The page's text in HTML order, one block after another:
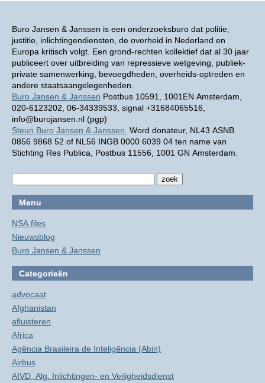
Buro Jansen & Janssen is een onderzoeksburo dat politie,
justitie, inlichtingendiensten, de overheid in Nederland en
Europa kritisch volgt. Een grond-rechten kollektief dat al 30 jaar
publiceert over uitbreiding van repressieve wetgeving, publiek-
private samenwerking, bevoegdheden, overheids-optreden en
andere staatsaangelegenheden.
Buro Jansen & Janssen Postbus 10591, 1001EN Amsterdam,
020-6123202, 06-34339533, signal +31684065516,
info@burojansen.nl (pgp)
Steun Buro Jansen & Janssen. Word donateur, NL43 ASNB
0856 9868 52 of NL56 INGB 0000 6039 04 ten name van
Stichting Res Publica, Postbus 11556, 1001 GN Amsterdam.
Menu
NSA files
Nieuwsblog
Buro Jansen & Janssen
Categorieën
advocaat
Afghanistan
afluisteren
Africa
Agência Brasileira de Inteligência (Abin)
Airbus
AIVD, Alg. Inlichtingen- en Veiligheidsdienst